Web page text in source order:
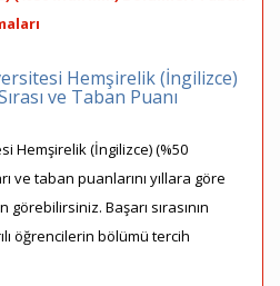
Hemşirelik (İngilizce)
ve Taban Puanı
Hemşirelik (İngilizce) (%50
ve taban puanlarını yıllara göre
Başarı sırasının
öğrencilerin bölümü tercih